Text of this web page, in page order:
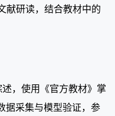
献研读，结合教材中的
，使用《官方教材》掌
据采集与模型验证，参